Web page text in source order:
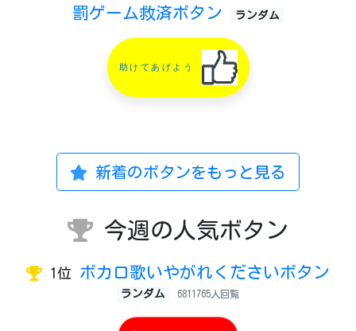
罰ゲーム救済ボタン ランダム
助けてあげよう
新着のボタンをもっと見る
今週の人気ボタン
1位 ボカロ歌いやがれくださいボタン
ランダム 6811765人回覧